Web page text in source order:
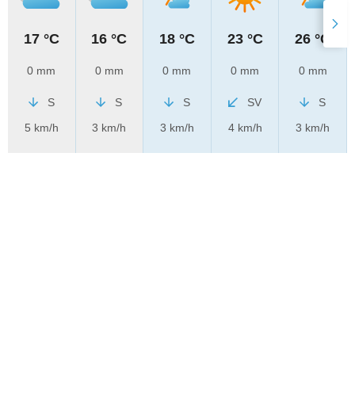
17 °C
0 mm
S
5 km/h
16 °C
0 mm
S
3 km/h
18 °C
0 mm
S
3 km/h
23 °C
0 mm
SV
4 km/h
26 °C
0 mm
S
3 km/h